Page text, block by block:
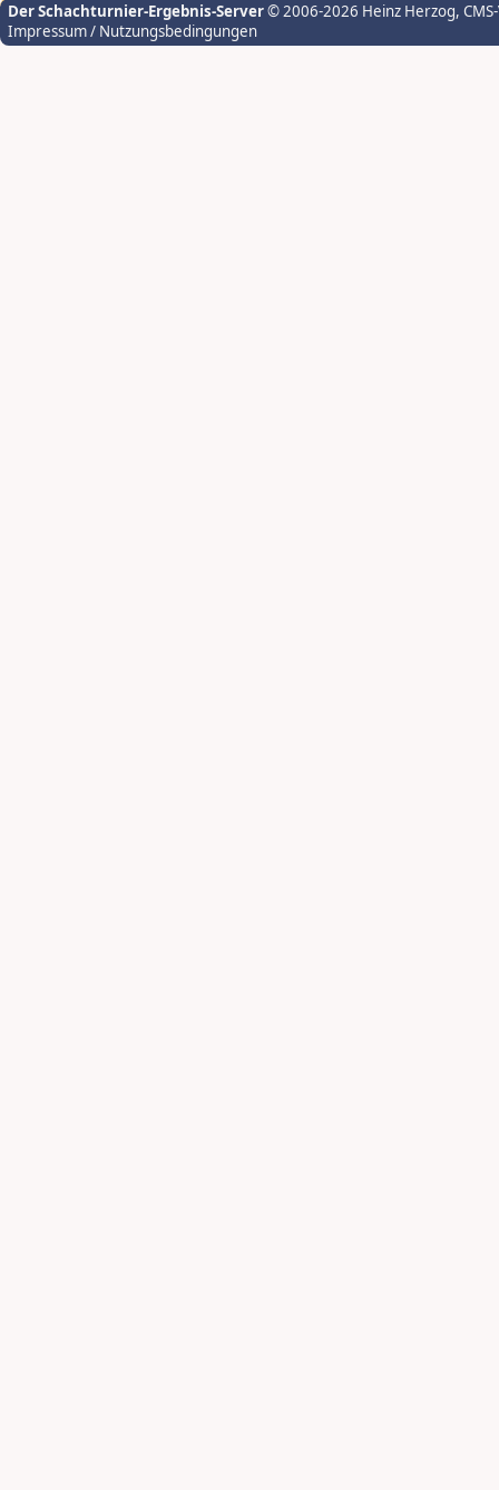
Der Schachturnier-Ergebnis-Server© 2006-2026 Heinz Herzog,
Impressum / Nutzungsbedingungen